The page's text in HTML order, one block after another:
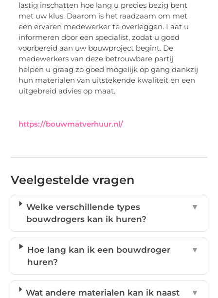
lastig inschatten hoe lang u precies bezig bent
met uw klus. Daarom is het raadzaam om met
een ervaren medewerker te overleggen. Laat u
informeren door een specialist, zodat u goed
voorbereid aan uw bouwproject begint. De
medewerkers van deze betrouwbare partij
helpen u graag zo goed mogelijk op gang dankzij
hun materialen van uitstekende kwaliteit en een
uitgebreid advies op maat.
https://bouwmatverhuur.nl/
Veelgestelde vragen
Welke verschillende types
bouwdrogers kan ik huren?
▼
Hoe lang kan ik een bouwdroger
huren?
▼
Wat andere materialen kan ik naast
▼